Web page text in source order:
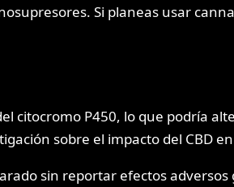
Si planeas usar
citocromo P450, lo que podría
sobre el impacto del CBD
sin reportar efectos